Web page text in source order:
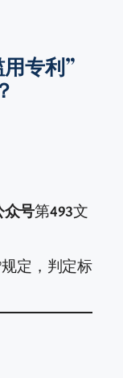
专利”
众号第493文
定，判定标